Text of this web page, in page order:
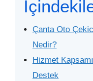
Çanta Oto
Nedir?
Hizmet
Destek